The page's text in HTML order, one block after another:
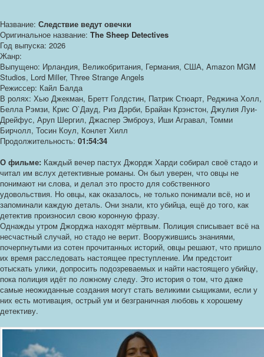
Название: Следствие ведут овечки
Оригинальное название: The Sheep Detectives
Год выпуска: 2026
Жанр:
Выпущено: Ирландия, Великобритания, Германия, США, Amazon MGM
Studios, Lord Miller, Three Strange Angels
Режиссер: Кайл Балда
В ролях: Хью Джекман, Бретт Голдстин, Патрик Стюарт, Реджина Холл,
Белла Рэмзи, Крис О`Дауд, Риз Дэрби, Брайан Крэнстон, Джулия Луи-
Дрейфус, Аруп Шергил, Джаспер Эмброуз, Иши Агравал, Томми
Бирчолл, Тосин Коул, Конлет Хилл
Продолжительность: 01:54:34
О фильме: Каждый вечер пастух Джордж Харди собирал своё стадо и
читал им вслух детективные романы. Он был уверен, что овцы не
понимают ни слова, и делал это просто для собственного
удовольствия. Но овцы, как оказалось, не только понимали всё, но и
запоминали каждую деталь. Они знали, кто убийца, ещё до того, как
детектив произносил свою коронную фразу.
Однажды утром Джорджа находят мёртвым. Полиция списывает всё на
несчастный случай, но стадо не верит. Вооружившись знаниями,
почерпнутыми из сотен прочитанных историй, овцы решают, что пришло
их время расследовать настоящее преступление. Им предстоит
отыскать улики, допросить подозреваемых и найти настоящего убийцу,
пока полиция идёт по ложному следу. Это история о том, что даже
самые неожиданные создания могут стать великими сыщиками, если у
них есть мотивация, острый ум и безграничная любовь к хорошему
детективу.